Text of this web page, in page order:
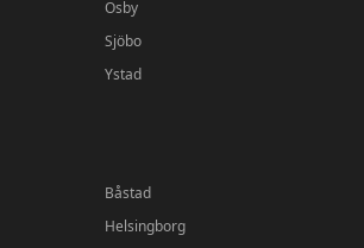
Osby
Sjöbo
Ystad
Båstad
Helsingborg